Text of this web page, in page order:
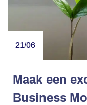
21/06
Maak een
Business